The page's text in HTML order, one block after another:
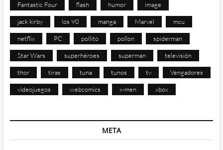
Fantastic Four flash humor image
jack kirby los 90 manga Marvel mcu
netflix PC pollito pollon spiderman
Star Wars superhéroes superman televisión
thor tiras tuna tunos tv Vengadores
videojuegos webcomics x-men xbox
META